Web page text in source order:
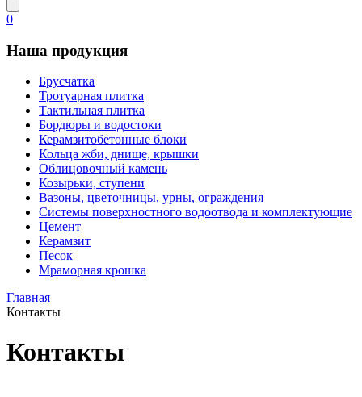
0
Наша продукция
Брусчатка
Тротуарная плитка
Тактильная плитка
Бордюры и водостоки
Керамзитобетонные блоки
Кольца жби, днище, крышки
Облицовочный камень
Козырьки, ступени
Вазоны, цветочницы, урны, ограждения
Системы поверхностного водоотвода и комплектующие
Цемент
Керамзит
Песок
Мраморная крошка
Главная
Контакты
Контакты